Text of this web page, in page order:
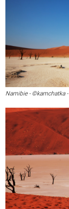
Namibie - ©kamchatka -